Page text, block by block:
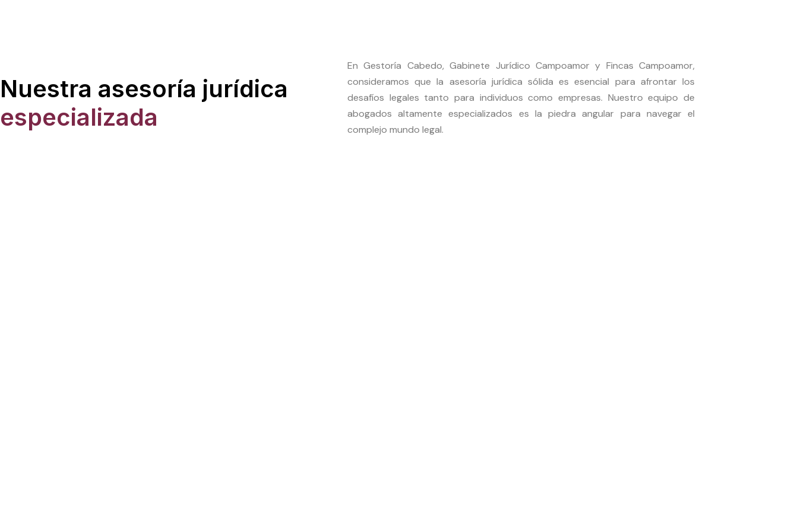
Nuestra asesoría jurídica
especializada
En Gestoría Cabedo, Gabinete Jurídico Campoamor y Fincas Campoamor,
consideramos que la asesoría jurídica sólida es esencial para afrontar los
desafíos legales tanto para individuos como empresas. Nuestro equipo de
abogados altamente especializados es la piedra angular para navegar el
complejo mundo legal.